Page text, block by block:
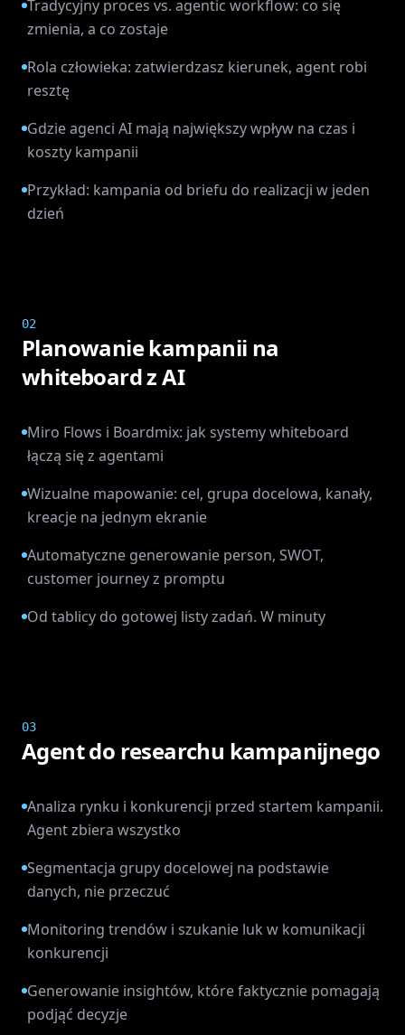
Tradycyjny proces vs. agentic workflow: co się
zmienia, a co zostaje
Rola człowieka: zatwierdzasz kierunek, agent robi
resztę
Gdzie agenci AI mają największy wpływ na czas i
koszty kampanii
Przykład: kampania od briefu do realizacji w jeden
dzień
02
Planowanie kampanii na
whiteboard z AI
Miro Flows i Boardmix: jak systemy whiteboard
łączą się z agentami
Wizualne mapowanie: cel, grupa docelowa, kanały,
kreacje na jednym ekranie
Automatyczne generowanie person, SWOT,
customer journey z promptu
Od tablicy do gotowej listy zadań. W minuty
03
Agent do researchu kampanijnego
Analiza rynku i konkurencji przed startem kampanii.
Agent zbiera wszystko
Segmentacja grupy docelowej na podstawie
danych, nie przeczuć
Monitoring trendów i szukanie luk w komunikacji
konkurencji
Generowanie insightów, które faktycznie pomagają
podjąć decyzje